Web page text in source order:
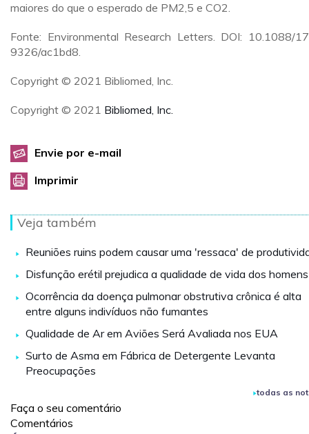
maiores do que o esperado de PM2,5 e CO2.
Fonte: Environmental Research Letters. DOI: 10.1088/
9326/ac1bd8.
Copyright © 2021 Bibliomed, Inc.
Copyright © 2021 Bibliomed, Inc.
Envie por e-mail
Imprimir
Veja também
Reuniões ruins podem causar uma 'ressaca' de
Disfunção erétil prejudica a qualidade de vida dos homens
Ocorrência da doença pulmonar obstrutiva crônica é alta
entre alguns indivíduos não fumantes
Qualidade de Ar em Aviões Será Avaliada nos EUA
Surto de Asma em Fábrica de Detergente Levanta
Preocupações
todas as
Faça o seu comentário
Comentários